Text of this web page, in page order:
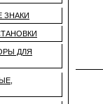
ЗНАКИ
ДЛЯ